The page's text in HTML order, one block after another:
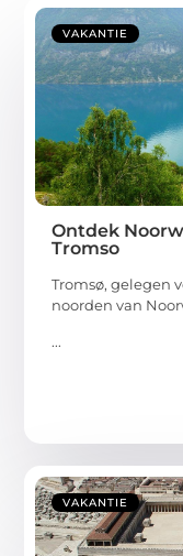
VAKANTIE
Ontdek
Tromso
Tromsø, gelegen
noorden van
...
VAKANTIE